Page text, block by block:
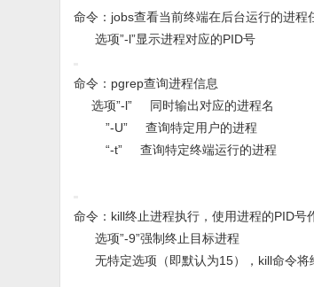
命令：jobs查看当前终端在后台运行的进程
选项”-l”显示进程对应的PID号
命令：pgrep查询进程信息
选项”-l” 同时输出对应的进程名
”-U” 查询特定用户的进程
“-t” 查询特定终端运行的进程
命令：kill终止进程执行，使用进程的PID号
选项”-9”强制终止目标进程
无特定选项（即默认为15），kill命令将